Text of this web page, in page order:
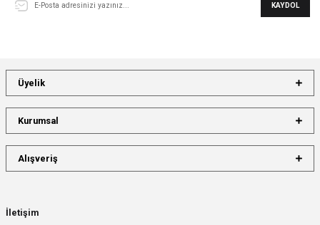
KAYDOL
İletişim
Üyelik
Kurumsal
Alışveriş